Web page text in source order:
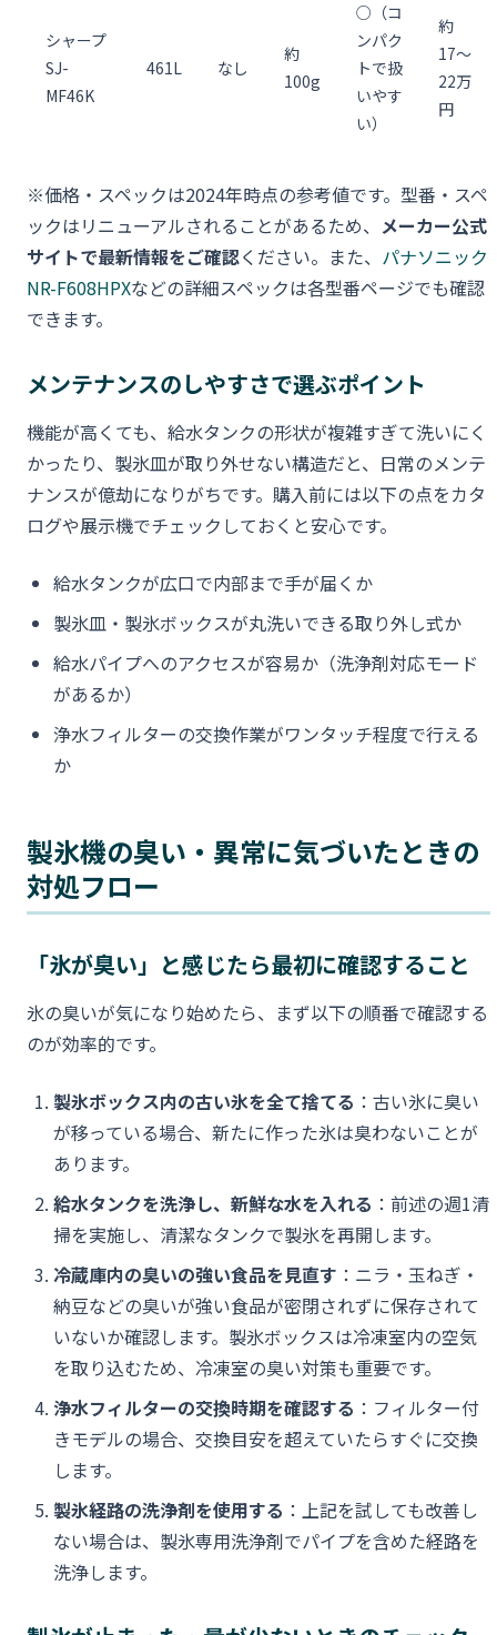
シャープ
SJ-
MF46K
461L なし
約
100g
○（コ
ンパク
トで扱
いやす
い）
約
17〜
22万
円
※価格・スペックは2024年時点の参考値です。型番・スペ
ックはリニューアルされることがあるため、 メーカー公式
サイトで最新情報をご確認ください。また、 パナソニック
NR-F608HPXなどの詳細スペックは各型番ページでも確認
できます。
メンテナンスのしやすさで選ぶポイント
機能が高くても、給水タンクの形状が複雑すぎて洗いにく
かったり、製氷皿が取り外せない構造だと、日常のメンテ
ナンスが億劫になりがちです。購入前には以下の点をカタ
ログや展示機でチェックしておくと安心です。
給水タンクが広口で内部まで手が届くか
製氷皿・製氷ボックスが丸洗いできる取り外し式か
給水パイプへのアクセスが容易か（洗浄剤対応モード
があるか）
浄水フィルターの交換作業がワンタッチ程度で行える
か
製氷機の臭い・異常に気づいたときの
対処フロー
「氷が臭い」と感じたら最初に確認すること
氷の臭いが気になり始めたら、まず以下の順番で確認する
のが効率的です。
製氷ボックス内の古い氷を全て捨てる ：古い氷に臭い
が移っている場合、新たに作った氷は臭わないことが
あります。
給水タンクを洗浄し、新鮮な水を入れる ：前述の週1清
掃を実施し、清潔なタンクで製氷を再開します。
冷蔵庫内の臭いの強い食品を見直す ：ニラ・玉ねぎ・
納豆などの臭いが強い食品が密閉されずに保存されて
いないか確認します。製氷ボックスは冷凍室内の空気
を取り込むため、冷凍室の臭い対策も重要です。
浄水フィルターの交換時期を確認する ：フィルター付
きモデルの場合、交換目安を超えていたらすぐに交換
します。
製氷経路の洗浄剤を使用する ：上記を試しても改善し
ない場合は、製氷専用洗浄剤でパイプを含めた経路を
洗浄します。